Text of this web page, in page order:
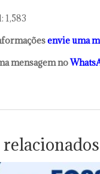
1,583
envie uma
mensagem no